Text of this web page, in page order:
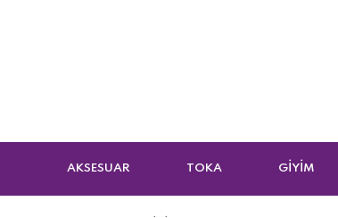
AKSESUAR TOKA GİYİM